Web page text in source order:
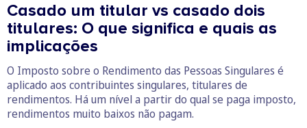
Casado um titular vs casado dois
titulares: O que significa e quais as
implicações
O Imposto sobre o Rendimento das Pessoas Singulares é
aplicado aos contribuintes singulares, titulares de
rendimentos. Há um nível a partir do qual se paga imposto,
rendimentos muito baixos não pagam.